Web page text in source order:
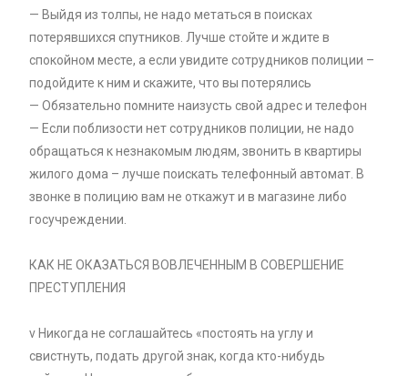
— Выйдя из толпы, не надо метаться в поисках
потерявшихся спутников. Лучше стойте и ждите в
спокойном месте, а если увидите сотрудников полиции –
подойдите к ним и скажите, что вы потерялись
— Обязательно помните наизусть свой адрес и телефон
— Если поблизости нет сотрудников полиции, не надо
обращаться к незнакомым людям, звонить в квартиры
жилого дома – лучше поискать телефонный автомат. В
звонке в полицию вам не откажут и в магазине либо
госучреждении.
КАК НЕ ОКАЗАТЬСЯ ВОВЛЕЧЕННЫМ В СОВЕРШЕНИЕ
ПРЕСТУПЛЕНИЯ
v Никогда не соглашайтесь «постоять на углу и
свистнуть, подать другой знак, когда кто-нибудь